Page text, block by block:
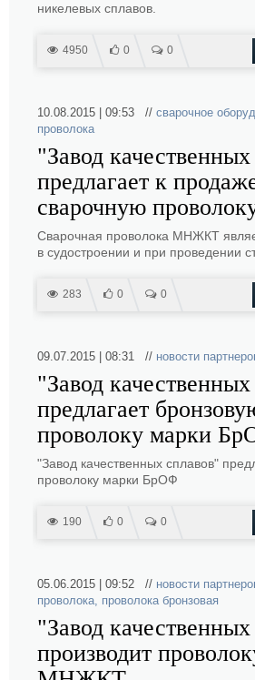
никелевых сплавов.
4950 0 0
10.08.2015 | 09:53 // сварочное
проволока
"Завод
предлагает к
сварочную
Сварочная проволока МНЖКТ
в судостроении и при проведении
283 0 0
09.07.2015 | 08:31 // новости
"Завод
предлагает
проволоку марки
"Завод качественных сплавов"
проволоку марки БрОФ
190 0 0
05.06.2015 | 09:52 // новости
проволока, проволока бронзовая
"Завод
производит